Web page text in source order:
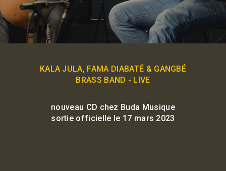
KALA JULA, FAMA DIABATÉ & GANGBÉ
BRASS BAND - LIVE
nouveau CD chez Buda Musique
sortie officielle le 17 mars 2023